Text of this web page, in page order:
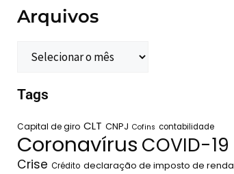
Arquivos
Tags
Capital de giro CLT CNPJ Cofins contabilidade
Coronavírus COVID-19
Crise Crédito declaração de imposto de renda